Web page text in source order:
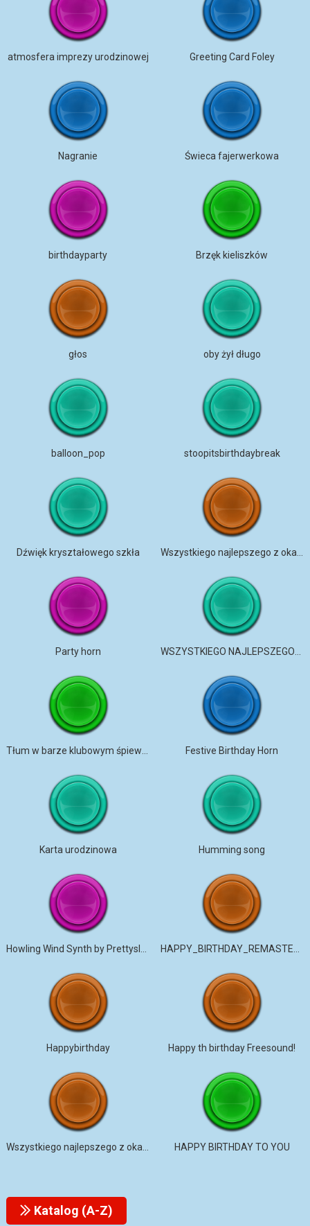
atmosfera imprezy urodzinowej Greeting Card Foley
Nagranie Świeca fajerwerkowa
birthdayparty Brzęk kieliszków
głos oby żył długo
balloon_pop stoopitsbirthdaybreak
Dźwięk kryształowego szkła
Party horn
Festive Birthday Horn
Karta urodzinowa Humming song
Happybirthday Happy th birthday Freesound!
HAPPY BIRTHDAY TO YOU
Katalog (A-Z)